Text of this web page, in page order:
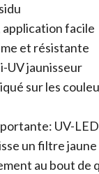
facile
et résistante
UV jaunisseur
sur les
UV-LED
un filtre jaune
au bout de